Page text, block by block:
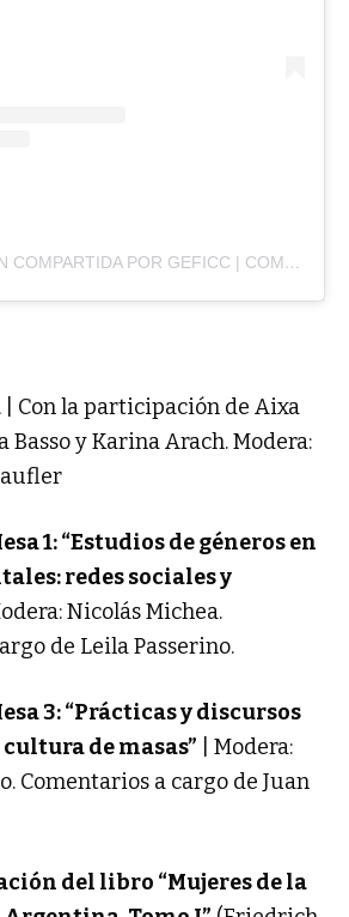
UNA PUBLICACIÓN COMPARTIDA POR GEFICC | COMUNICACIÓN Y GÉNEROS (@GEFICC.COMUNICACIONYGENEROS)
Con la participación de Aixa
Basso y Karina Arach.Modera:
1: “Estudios de géneros en
redes socialesy
Nicolás Michea.
de Leila Passerino.
3: “Prácticas y discursos
de masas”
Modera:
Comentarios a cargo de Juan
del libro “Mujeres de la